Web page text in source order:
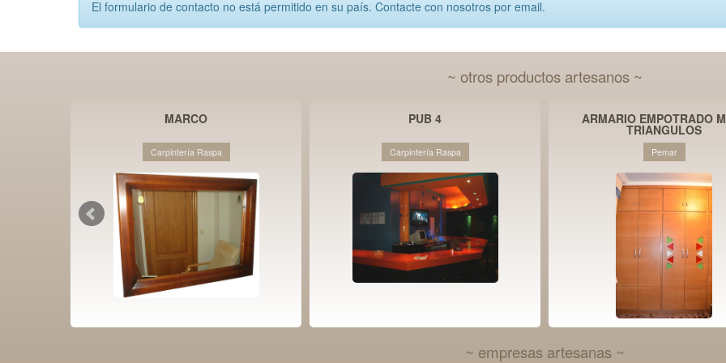
El formulario de contacto no está permitido en su país. Contacte con nosotros por email.
~ otros productos artesanos ~
MARCO
Carpintería Raspa
PUB 4
Carpintería Raspa
ARMARIO EMPOTRADO
TRIANGULOS
Pemar
~ empresas artesanas ~